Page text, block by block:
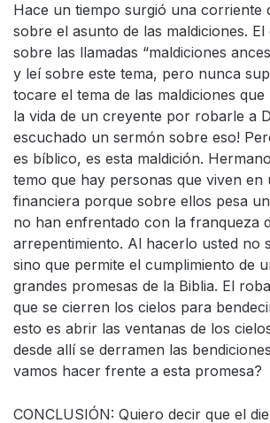
Hace un tiempo surgió una corriente
sobre el asunto de las maldiciones. El
sobre las llamadas “maldiciones
y leí sobre este tema, pero nunca
tocare el tema de las maldiciones
la vida de un creyente por robarle a
escuchado un sermón sobre eso!
es bíblico, es esta maldición.
temo que hay personas que viven en
financiera porque sobre ellos pesa
no han enfrentado con la franqueza
arrepentimiento. Al hacerlo usted no
sino que permite el cumplimiento de
grandes promesas de la Biblia. El
que se cierren los cielos para
esto es abrir las ventanas de los
desde allí se derramen las
vamos hacer frente a esta promesa?
CONCLUSIÓN: Quiero decir que el